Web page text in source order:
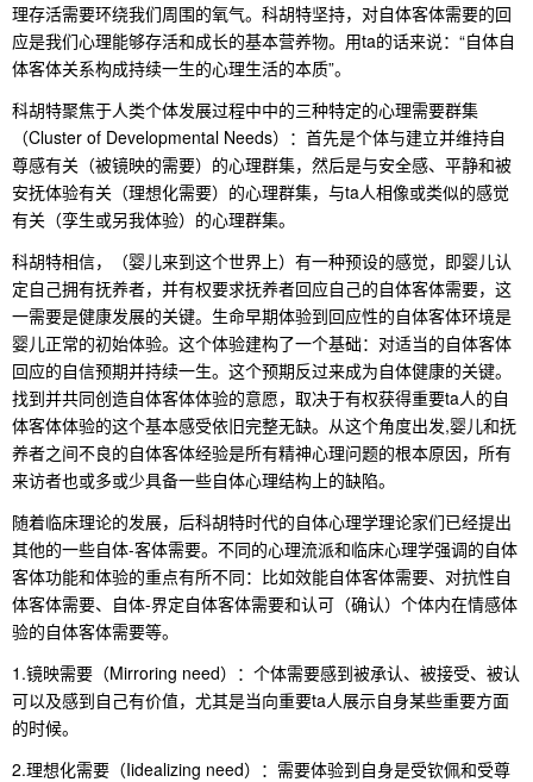
理存活需要环绕我们周围的氧气。科胡特坚持，对自体客体需要的回
应是我们心理能够存活和成长的基本营养物。用ta的话来说：“自体自
体客体关系构成持续一生的心理生活的本质”。
科胡特聚焦于人类个体发展过程中中的三种特定的心理需要群集
（Cluster of Developmental Needs）：首先是个体与建立并维持自
尊感有关（被镜映的需要）的心理群集，然后是与安全感、平静和被
安抚体验有关（理想化需要）的心理群集，与ta人相像或类似的感觉
有关（孪生或另我体验）的心理群集。
科胡特相信，（婴儿来到这个世界上）有一种预设的感觉，即婴儿认
定自己拥有抚养者，并有权要求抚养者回应自己的自体客体需要，这
一需要是健康发展的关键。生命早期体验到回应性的自体客体环境是
婴儿正常的初始体验。这个体验建构了一个基础：对适当的自体客体
回应的自信预期并持续一生。这个预期反过来成为自体健康的关键。
找到并共同创造自体客体体验的意愿，取决于有权获得重要ta人的自
体客体体验的这个基本感受依旧完整无缺。从这个角度出发,婴儿和抚
养者之间不良的自体客体经验是所有精神心理问题的根本原因，所有
来访者也或多或少具备一些自体心理结构上的缺陷。
随着临床理论的发展，后科胡特时代的自体心理学理论家们已经提出
其他的一些自体-客体需要。不同的心理流派和临床心理学强调的自体
客体功能和体验的重点有所不同：比如效能自体客体需要、对抗性自
体客体需要、自体-界定自体客体需要和认可（确认）个体内在情感体
验的自体客体需要等。
1.镜映需要（Mirroring need）：个体需要感到被承认、被接受、被认
可以及感到自己有价值，尤其是当向重要ta人展示自身某些重要方面
的时候。
2.理想化需要（Iidealizing need）：需要体验到自身是受钦佩和受尊